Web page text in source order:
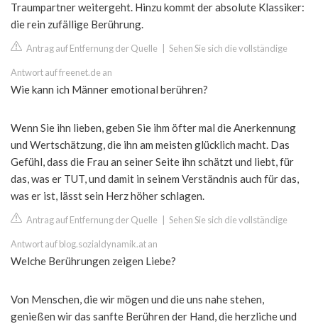
Traumpartner weitergeht. Hinzu kommt der absolute Klassiker:
die rein zufällige Berührung.
Antrag auf Entfernung der Quelle Sehen Sie sich die vollständige
Antwort auf freenet.de an
Wie kann ich Männer emotional berühren?
Wenn Sie ihn lieben, geben Sie ihm öfter mal die Anerkennung
und Wertschätzung, die ihn am meisten glücklich macht. Das
Gefühl, dass die Frau an seiner Seite ihn schätzt und liebt, für
das, was er TUT, und damit in seinem Verständnis auch für das,
was er ist, lässt sein Herz höher schlagen.
Antrag auf Entfernung der Quelle Sehen Sie sich die vollständige
Antwort auf blog.sozialdynamik.at an
Welche Berührungen zeigen Liebe?
Von Menschen, die wir mögen und die uns nahe stehen,
genießen wir das sanfte Berühren der Hand, die herzliche und